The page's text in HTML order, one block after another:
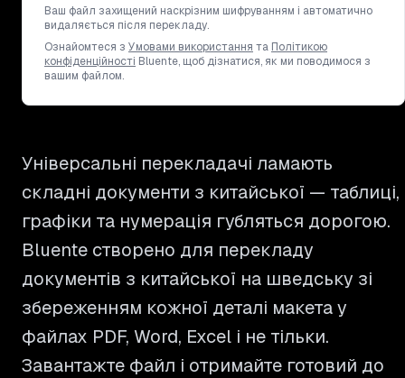
Ваш файл захищений наскрізним шифруванням і автоматично
видаляється після перекладу.
Ознайомтеся з Умовами використання та Політикою
конфіденційності Bluente, щоб дізнатися, як ми поводимося з
вашим файлом.
Універсальні перекладачі ламають
складні документи з китайської — таблиці,
графіки та нумерація губляться дорогою.
Bluente створено для перекладу
документів з китайської на шведську зі
збереженням кожної деталі макета у
файлах PDF, Word, Excel і не тільки.
Завантажте файл і отримайте готовий до